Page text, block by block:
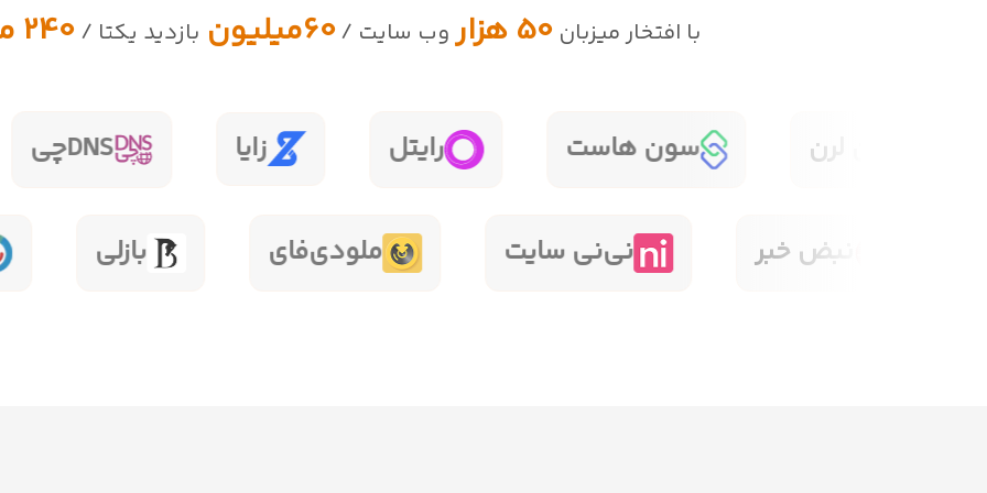
با افتخار میزبان50 هزار وب سایت /60میلیون بازدید یکتا /240 میلیون
زایا رایتل سون هاست سون لرن
نی‌نی سایت ملودی‌فای